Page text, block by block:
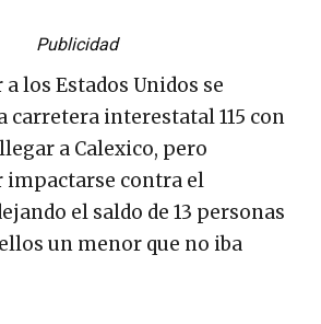
Publicidad
los Estados Unidos se
carretera interestatal 115 con
a Calexico, pero
contra el
el saldo de 13 personas
un menor que no iba